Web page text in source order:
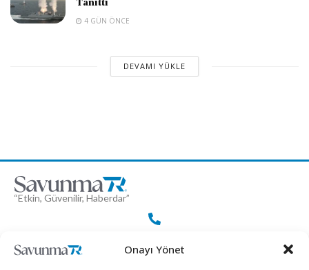
Onayı Yönet
Tanıttı
4 GÜN ÖNCE
DEVAMI YÜKLE
“Etkin, Güvenilir, Haberdar”
+90 530 308 17 96